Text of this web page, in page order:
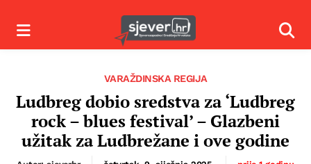
Izbornik
VARAŽDINSKA REGIJA
Ludbreg dobio sredstva za ‘Ludbreg
rock – blues festival’ – Glazbeni
užitak za Ludbrežane i ove godine